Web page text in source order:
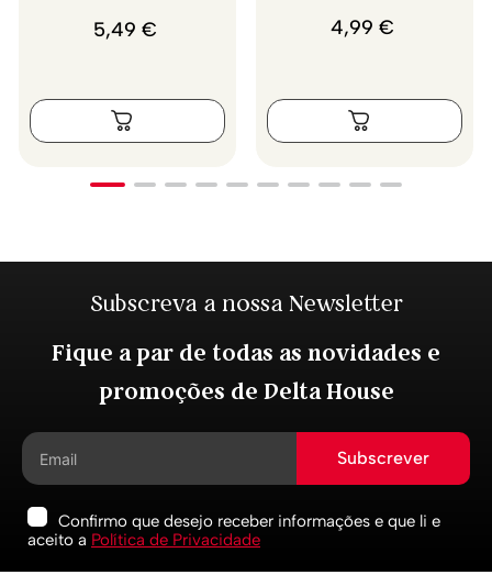
5,49 € 4,99 €
Subscreva a nossa Newsletter
Fique a par de todas as novidades e
promoções de Delta House
Subscrever
Confirmo que desejo receber informações e que li e
aceito a Política de Privacidade